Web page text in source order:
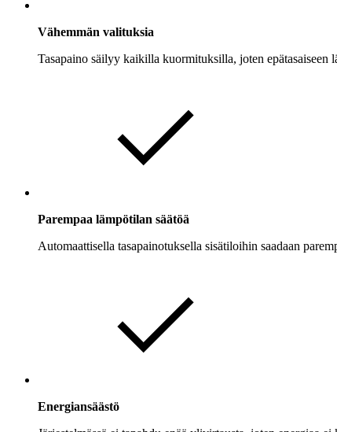
Vähemmän valituksia
Tasapaino säilyy kaikilla kuormituksilla, joten epätasaiseen
Parempaa lämpötilan säätöä
Automaattisella tasapainotuksella sisätiloihin saadaan
Energiansäästö